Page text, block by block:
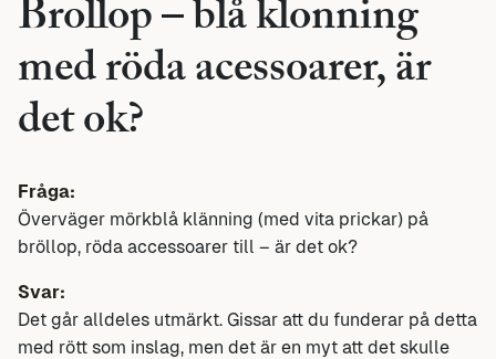
Brollop – blå klonning
med röda acessoarer, är
det ok?
Fråga:
Överväger mörkblå klänning (med vita prickar) på
bröllop, röda accessoarer till – är det ok?
Svar:
Det går alldeles utmärkt. Gissar att du funderar på detta
med rött som inslag, men det är en myt att det skulle